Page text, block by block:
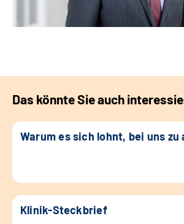
Das könnte Sie auch
Warum es sich lohnt, bei uns zu
Klinik-Steckbrief